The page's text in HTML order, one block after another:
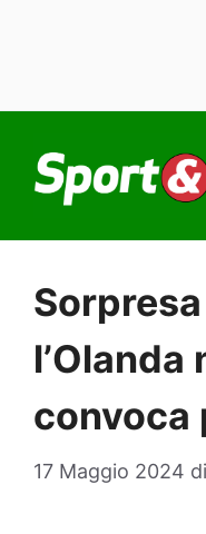
contenuto
l’Olanda
convoca
17 Maggio 2024 di